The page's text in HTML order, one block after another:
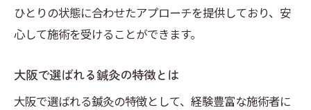
ひとりの状態に合わせたアプローチを提供しており、安
心して施術を受けることができます。
大阪で選ばれる鍼灸の特徴とは
大阪で選ばれる鍼灸の特徴として、経験豊富な施術者に